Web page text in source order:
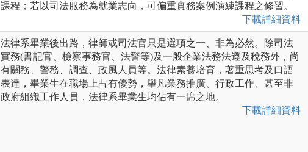
課程；若以司法服務為就業志向，可偏重實務案例演練課程之修習。
下載詳細資料
法律系畢業後出路，律師或司法官只是選項之一、非為必然。除司法
實務(書記官、檢察事務官、法警等)及一般企業法務法遵及稅務外，尚
有關務、警務、調查、政風人員等。法律素養培育，著重思考及口語
表達，畢業生在職場上占有優勢，舉凡業務推廣、行政工作、甚至非
政府組織工作人員，法律系畢業生均佔有一席之地。
下載詳細資料